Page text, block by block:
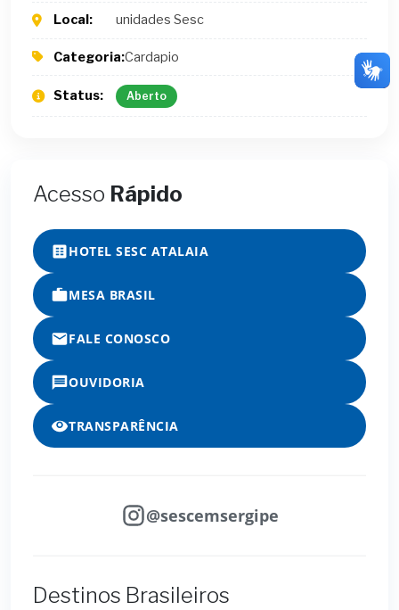
Local: unidades Sesc
Categoria:Cardapio
Status: Aberto
Acesso Rápido
HOTEL SESC ATALAIA
MESA BRASIL
FALE CONOSCO
OUVIDORIA
TRANSPARÊNCIA
@sescemsergipe
Destinos Brasileiros